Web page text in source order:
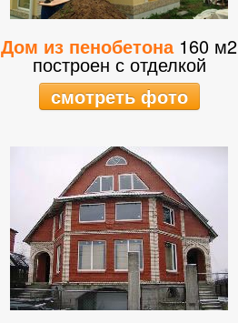
Дом из пенобетона160 м2
построен с отделкой
смотреть фото